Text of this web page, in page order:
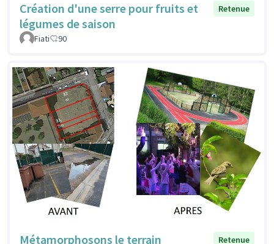
Création d'une serre pour fruits et
légumes de saison
Retenue
Fiati 90
Métamorphosons le terrain
Retenue